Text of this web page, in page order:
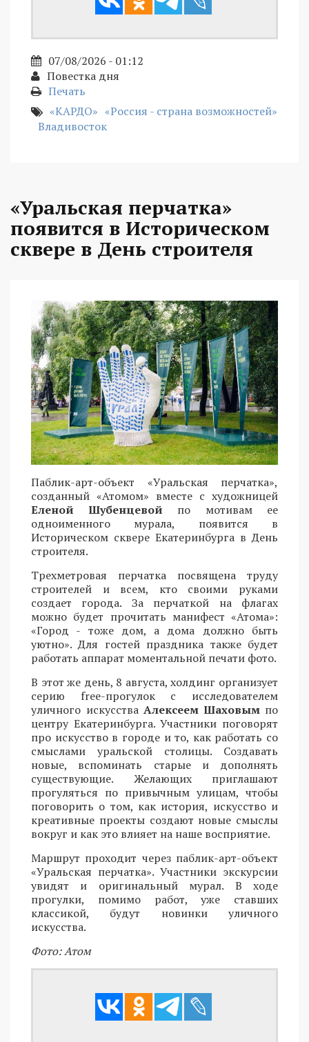
07/08/2026 - 01:12
Повестка дня
Печать
«КАРДО» «Россия - страна возможностей»
Владивосток
«Уральская перчатка»
появится в Историческом
сквере в День строителя
Паблик-арт-объект «Уральская перчатка»,
созданный «Атомом» вместе с художницей
Еленой Шубенцевой по мотивам ее
одноименного мурала, появится в
Историческом сквере Екатеринбурга в День
строителя.
Трехметровая перчатка посвящена труду
строителей и всем, кто своими руками
создает города. За перчаткой на флагах
можно будет прочитать манифест «Атома»:
«Город - тоже дом, а дома должно быть
уютно». Для гостей праздника также будет
работать аппарат моментальной печати фото.
В этот же день, 8 августа, холдинг организует
серию free-прогулок с исследователем
уличного искусства Алексеем Шаховым по
центру Екатеринбурга. Участники поговорят
про искусство в городе и то, как работать со
смыслами уральской столицы. Создавать
новые, вспоминать старые и дополнять
существующие. Желающих приглашают
прогуляться по привычным улицам, чтобы
поговорить о том, как история, искусство и
креативные проекты создают новые смыслы
вокруг и как это влияет на наше восприятие.
Маршрут проходит через паблик-арт-объект
«Уральская перчатка». Участники экскурсии
увидят и оригинальный мурал. В ходе
прогулки, помимо работ, уже ставших
классикой, будут новинки уличного
искусства.
Фото: Атом